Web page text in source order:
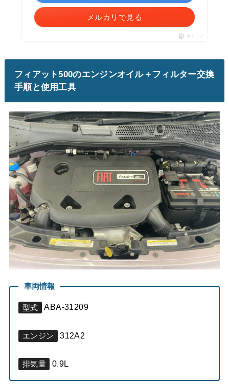
メルカリで見る
ポチップ
フィアット500のエンジンオイル＋フィルター交換
手順と使用工具
車両情報
型式 ABA-31209
エンジン 312A2
排気量 0.9L